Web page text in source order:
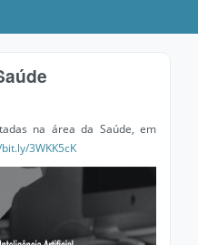
na área da Saúde, em
3WKK5cK